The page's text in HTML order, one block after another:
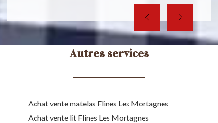
Autres services
Achat vente matelas Flines Les Mortagnes
Achat vente lit Flines Les Mortagnes